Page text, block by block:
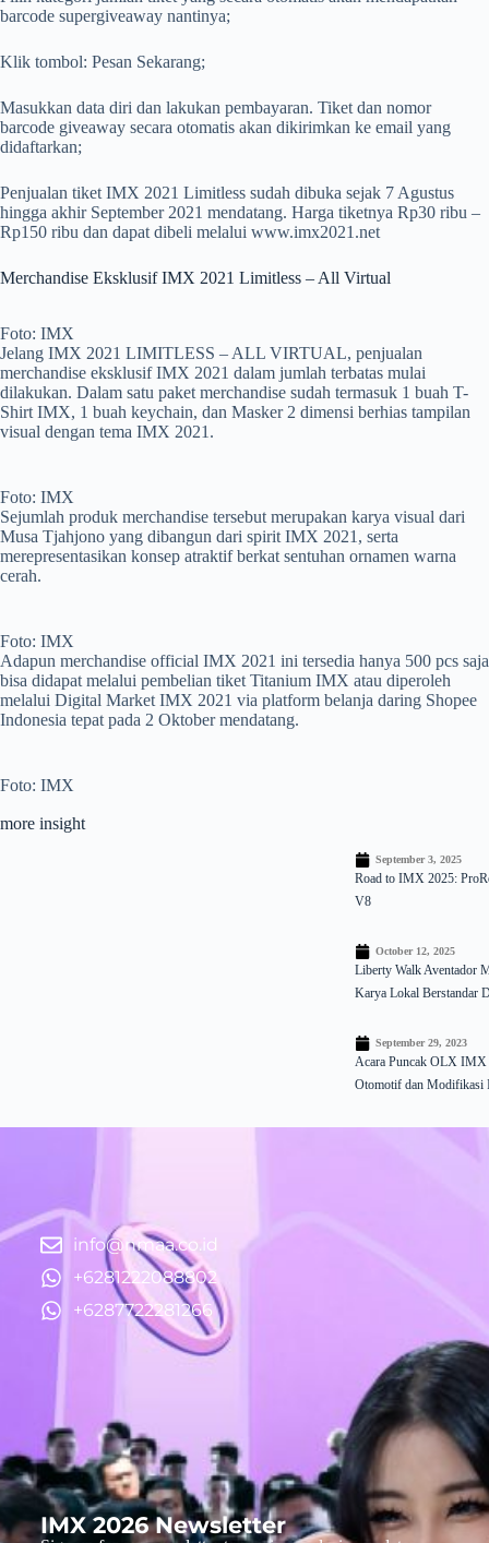
barcode supergiveaway nantinya;
Klik tombol: Pesan Sekarang;
Masukkan data diri dan lakukan pembayaran. Tiket dan nomor
barcode giveaway secara otomatis akan dikirimkan ke email yang
didaftarkan;
Penjualan tiket IMX 2021 Limitless sudah dibuka sejak 7 Agustus
hingga akhir September 2021 mendatang. Harga tiketnya Rp30 ribu –
Rp150 ribu dan dapat dibeli melalui www.imx2021.net
Merchandise Eksklusif IMX 2021 Limitless – All Virtual
Foto: IMX
Jelang IMX 2021 LIMITLESS – ALL VIRTUAL, penjualan
merchandise eksklusif IMX 2021 dalam jumlah terbatas mulai
dilakukan. Dalam satu paket merchandise sudah termasuk 1 buah T-
Shirt IMX, 1 buah keychain, dan Masker 2 dimensi berhias tampilan
visual dengan tema IMX 2021.
Foto: IMX
Sejumlah produk merchandise tersebut merupakan karya visual dari
Musa Tjahjono yang dibangun dari spirit IMX 2021, serta
merepresentasikan konsep atraktif berkat sentuhan ornamen warna
cerah.
Foto: IMX
Adapun merchandise official IMX 2021 ini tersedia hanya 500 pcs saja
bisa didapat melalui pembelian tiket Titanium IMX atau diperoleh
melalui Digital Market IMX 2021 via platform belanja daring Shopee
Indonesia tepat pada 2 Oktober mendatang.
Foto: IMX
more insight
September 3, 2025
Road to IMX 2025:
V8
October 12, 2025
Liberty Walk Aventador
Karya Lokal Berstandar
September 29, 2023
Acara Puncak OLX IMX
Otomotif dan Modifikasi
info@nmaa.co.id
+6281222088802
+6287722281266
IMX 2026 Newsletter